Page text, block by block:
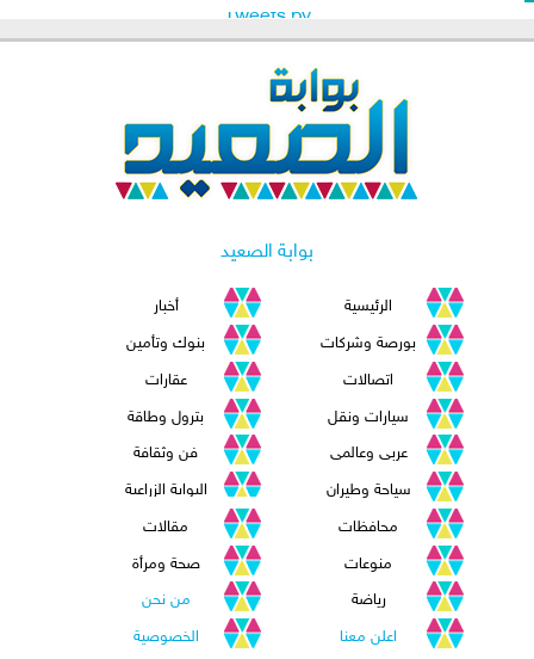
Tweets by
بوابة الصعيد
الرئيسية
أخبار
بورصة وشركات
بنوك وتأمين
اتصالات
عقارات
سيارات ونقل
بترول وطاقة
عربى وعالمى
فن وثقافة
سياحة وطيران
البوابة الزراعية
محافظات
مقالات
منوعات
صحة ومرأة
رياضة
من نحن
اعلن معنا
الخصوصية